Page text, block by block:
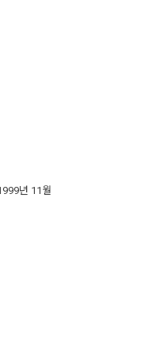
년 11월